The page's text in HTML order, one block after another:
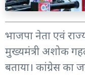
भाजपा नेता एवं
मुख्यमंत्री अशोक
बताया। कांग्रेस का